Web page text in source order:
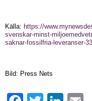
Källa: https://
svenskar-minst-
saknar-fossilfria-leveranser-
Bild: Press Nets